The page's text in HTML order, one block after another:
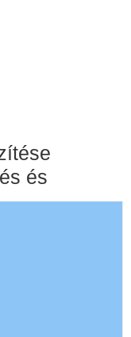
és